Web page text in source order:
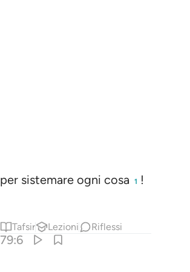
per sistemare ogni cosa 1 !
Tafsir Lezioni Riflessi
79:6